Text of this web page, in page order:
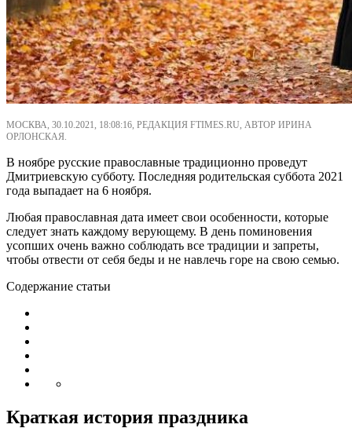
МОСКВА, 30.10.2021, 18:08:16, РЕДАКЦИЯ FTIMES.RU, АВТОР ИРИНА
ОРЛОНСКАЯ.
В ноябре русские православные традиционно проведут
Дмитриевскую субботу. Последняя родительская суббота 2021
года выпадает на 6 ноября.
Любая православная дата имеет свои особенности, которые
следует знать каждому верующему. В день поминовения
усопших очень важно соблюдать все традиции и запреты,
чтобы отвести от себя беды и не навлечь горе на свою семью.
Содержание статьи
Краткая история праздника